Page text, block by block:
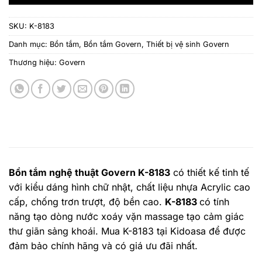
SKU: K-8183
Danh mục: Bồn tắm, Bồn tắm Govern, Thiết bị vệ sinh Govern
Thương hiệu: Govern
Bồn tắm nghệ thuật Govern K-8183 có thiết kế tinh tế
với kiểu dáng hình chữ nhật, chất liệu nhựa Acrylic cao
cấp, chống trơn trượt, độ bền cao. K-8183 có tính
năng tạo dòng nước xoáy vặn massage tạo cảm giác
thư giãn sảng khoái. Mua K-8183 tại Kidoasa để được
đảm bảo chính hãng và có giá ưu đãi nhất.